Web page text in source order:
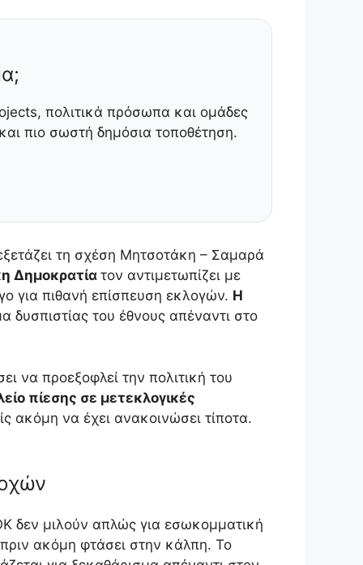
πολιτικά πρόσωπα και ομάδες
πιο σωστή δημόσια τοποθέτηση.
τη σχέση Μητσοτάκη – Σαμαρά
Δημοκρατία τον αντιμετωπίζει με
για πιθανή επίσπευση εκλογών. Η
δυσπιστίας του έθνους απέναντι στο
να προεξοφλεί την πολιτική του
πίεσης σε μετεκλογικές
ακόμη να έχει ανακοινώσει τίποτα.
δεν μιλούν απλώς για εσωκομματική
ακόμη φτάσει στην κάλπη. Το